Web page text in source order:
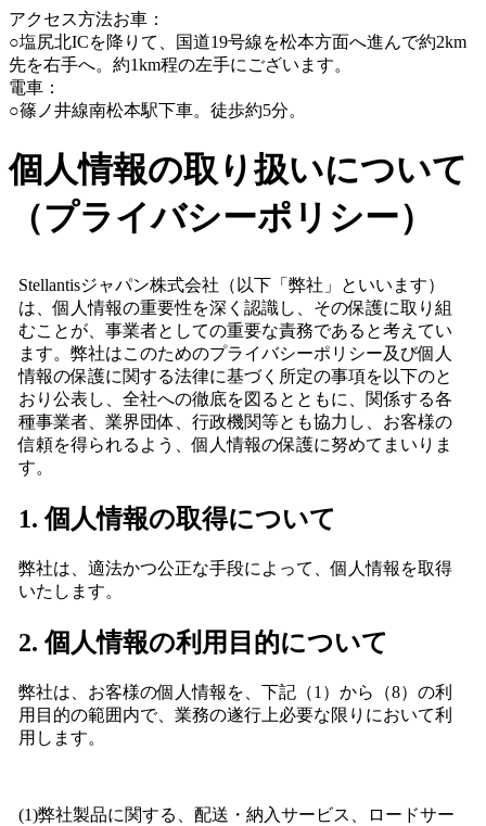
アクセス方法お車：
○塩尻北ICを降りて、国道19号線を松本方面へ進んで約2km
先を右手へ。約1km程の左手にございます。
電車：
○篠ノ井線南松本駅下車。徒歩約5分。
個人情報の取り扱いについて
（プライバシーポリシー）
Stellantisジャパン株式会社（以下「弊社」といいます）
は、個人情報の重要性を深く認識し、その保護に取り組
むことが、事業者としての重要な責務であると考えてい
ます。弊社はこのためのプライバシーポリシー及び個人
情報の保護に関する法律に基づく所定の事項を以下のと
おり公表し、全社への徹底を図るとともに、関係する各
種事業者、業界団体、行政機関等とも協力し、お客様の
信頼を得られるよう、個人情報の保護に努めてまいりま
す。
1. 個人情報の取得について
弊社は、適法かつ公正な手段によって、個人情報を取得
いたします。
2. 個人情報の利用目的について
弊社は、お客様の個人情報を、下記（1）から（8）の利
用目的の範囲内で、業務の遂行上必要な限りにおいて利
用します。
(1)弊社製品に関する、配送・納入サービス、ロードサー